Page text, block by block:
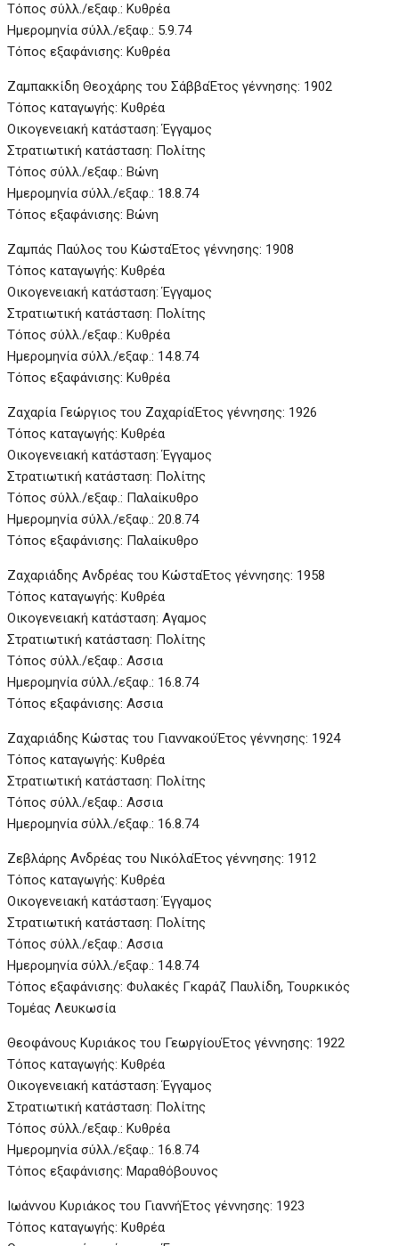
Τόπος σύλλ./εξαφ.: Κυθρέα
Ημερομηνία σύλλ./εξαφ.: 5.9.74
Τόπος εξαφάνισης: Κυθρέα
Ζαμπακκίδη Θεοχάρης του ΣάββαΈτος γέννησης: 1902
Τόπος καταγωγής: Κυθρέα
Οικογενειακή κατάσταση: Έγγαμος
Στρατιωτική κατάσταση: Πολίτης
Τόπος σύλλ./εξαφ.: Βώνη
Ημερομηνία σύλλ./εξαφ.: 18.8.74
Τόπος εξαφάνισης: Βώνη
Ζαμπάς Παύλος του ΚώσταΈτος γέννησης: 1908
Τόπος καταγωγής: Κυθρέα
Οικογενειακή κατάσταση: Έγγαμος
Στρατιωτική κατάσταση: Πολίτης
Τόπος σύλλ./εξαφ.: Κυθρέα
Ημερομηνία σύλλ./εξαφ.: 14.8.74
Τόπος εξαφάνισης: Κυθρέα
Ζαχαρία Γεώργιος του ΖαχαρίαΈτος γέννησης: 1926
Τόπος καταγωγής: Κυθρέα
Οικογενειακή κατάσταση: Έγγαμος
Στρατιωτική κατάσταση: Πολίτης
Τόπος σύλλ./εξαφ.: Παλαίκυθρο
Ημερομηνία σύλλ./εξαφ.: 20.8.74
Τόπος εξαφάνισης: Παλαίκυθρο
Ζαχαριάδης Ανδρέας του ΚώσταΈτος γέννησης: 1958
Τόπος καταγωγής: Κυθρέα
Οικογενειακή κατάσταση: Αγαμος
Στρατιωτική κατάσταση: Πολίτης
Τόπος σύλλ./εξαφ.: Ασσια
Ημερομηνία σύλλ./εξαφ.: 16.8.74
Τόπος εξαφάνισης: Ασσια
Ζαχαριάδης Κώστας του ΓιαννακούΈτος γέννησης: 1924
Τόπος καταγωγής: Κυθρέα
Στρατιωτική κατάσταση: Πολίτης
Τόπος σύλλ./εξαφ.: Ασσια
Ημερομηνία σύλλ./εξαφ.: 16.8.74
Ζεβλάρης Ανδρέας του ΝικόλαΈτος γέννησης: 1912
Τόπος καταγωγής: Κυθρέα
Οικογενειακή κατάσταση: Έγγαμος
Στρατιωτική κατάσταση: Πολίτης
Τόπος σύλλ./εξαφ.: Ασσια
Ημερομηνία σύλλ./εξαφ.: 14.8.74
Τόπος εξαφάνισης: Φυλακές Γκαράζ Παυλίδη, Τουρκικός
Τομέας Λευκωσία
Θεοφάνους Κυριάκος του ΓεωργίουΈτος γέννησης: 1922
Τόπος καταγωγής: Κυθρέα
Οικογενειακή κατάσταση: Έγγαμος
Στρατιωτική κατάσταση: Πολίτης
Τόπος σύλλ./εξαφ.: Κυθρέα
Ημερομηνία σύλλ./εξαφ.: 16.8.74
Τόπος εξαφάνισης: Μαραθόβουνος
Ιωάννου Κυριάκος του ΓιαννήΈτος γέννησης: 1923
Τόπος καταγωγής: Κυθρέα